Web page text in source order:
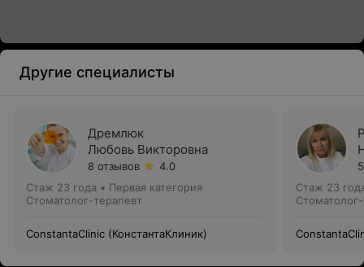
Другие специалисты
Дремлюк
Любовь Викторовна
8 отзывов
4.0
Стаж 23 года • Первая категория
Стоматолог-терапевт
ConstantaClinic (КонстантаКлиник)
Стаж 23